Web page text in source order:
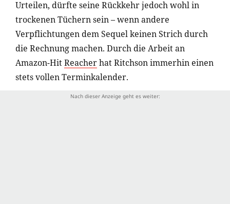
Urteilen, dürfte seine Rückkehr jedoch wohl in
trockenen Tüchern sein – wenn andere
Verpflichtungen dem Sequel keinen Strich durch
die Rechnung machen. Durch die Arbeit an
Amazon-HitReacherhat Ritchson immerhin einen
stets vollen Terminkalender.